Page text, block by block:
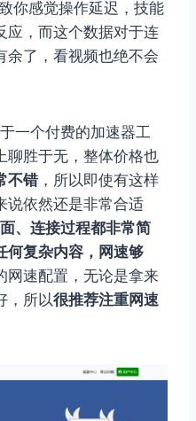
你感觉操作延迟，技能
应，而这个数据对于连
余了，看视频也绝不会
一个付费的加速器工
聊胜于无，整体价格也
不错，所以即使有这样
说依然还是非常合适
、连接过程都非常简
何复杂内容，网速够
网速配置，无论是拿来
，所以很推荐注重网速